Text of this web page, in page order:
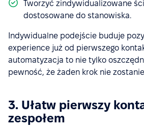
Tworzyć zindywidualizowane
dostosowane do stanowiska.
Indywidualne podejście buduje
experience już od pierwszego
automatyzacja to nie tylko
pewność, że żaden krok nie
3. Ułatw pierwszy
zespołem